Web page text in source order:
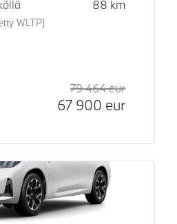
WLTP)
88 km
79 464eurHinta
67 900 eur